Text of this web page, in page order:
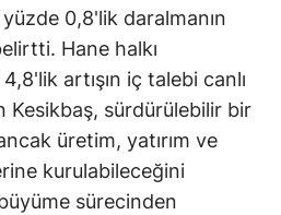
0,8'lik daralmanın
Hane halkı
artışın iç talebi canlı
sürdürülebilir bir
üretim, yatırım ve
kurulabileceğini
sürecinden